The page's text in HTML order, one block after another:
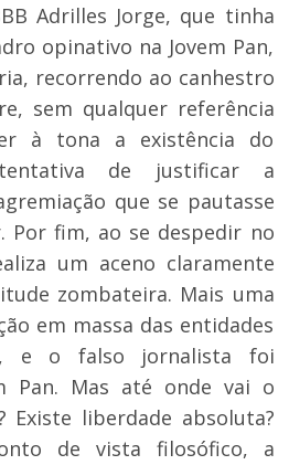
Adrilles Jorge, que tinha
opinativo na Jovem Pan,
recorrendo ao canhestro
sem qualquer referência
à tona a existência do
de justificar a
que se pautasse
Por fim, ao se despedir no
um aceno claramente
zombateira. Mais uma
em massa das entidades
e o falso jornalista foi
Pan. Mas até onde vai o
Existe liberdade absoluta?
de vista filosófico, a